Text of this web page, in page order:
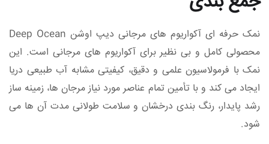
نمک حرفه‌ ای آکواریوم‌ های مرجانی دیپ اوشن Deep Ocean
محصولی کامل و بی‌ نظیر برای آکواریوم‌ های مرجانی است. این
نمک با فرمولاسیون علمی و دقیق، کیفیتی مشابه آب طبیعی دریا
ایجاد می‌ کند و با تأمین تمام عناصر مورد نیاز مرجان‌ ها، زمینه‌ ساز
رشد پایدار، رنگ‌ بندی درخشان و سلامت طولانی‌ مدت آن‌ ها می‌
شود.